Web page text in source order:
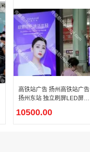
高铁站广告 扬州高铁站广告
扬州东站 独立刷屏LED屏幕
10500.00